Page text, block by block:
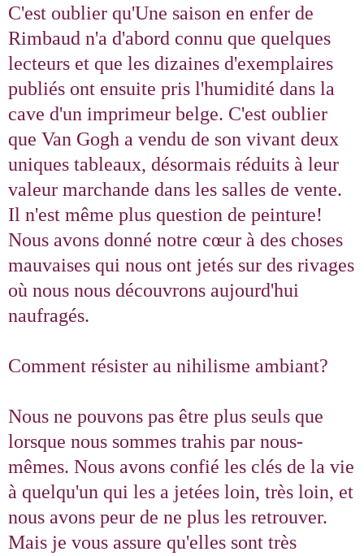
C'est oublier qu'Une saison en enfer de
Rimbaud n'a d'abord connu que quelques
lecteurs et que les dizaines d'exemplaires
publiés ont ensuite pris l'humidité dans la
cave d'un imprimeur belge. C'est oublier
que Van Gogh a vendu de son vivant deux
uniques tableaux, désormais réduits à leur
valeur marchande dans les salles de vente.
Il n'est même plus question de peinture!
Nous avons donné notre cœur à des choses
mauvaises qui nous ont jetés sur des rivages
où nous nous découvrons aujourd'hui
naufragés.
Comment résister au nihilisme ambiant?
Nous ne pouvons pas être plus seuls que
lorsque nous sommes trahis par nous-
mêmes. Nous avons confié les clés de la vie
à quelqu'un qui les a jetées loin, très loin, et
nous avons peur de ne plus les retrouver.
Mais je vous assure qu'elles sont très